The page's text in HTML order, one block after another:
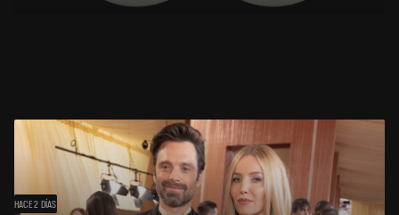
HACE 2 DÍAS